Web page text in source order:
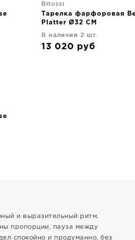
Bitossi
Тарелка фарфоровая
Platter Ø32 CM
В наличии 2 шт.
13 020 руб
и выразительный ритм.
пропорции, пауза между
спокойно и продуманно, без